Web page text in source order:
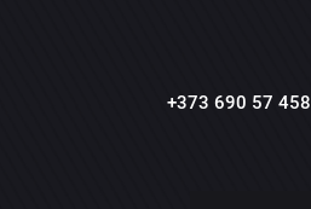
+373 690 57 458